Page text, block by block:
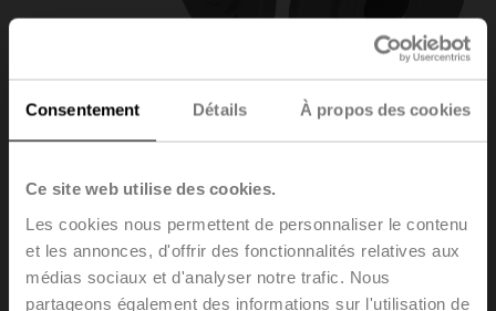
Consentement Détails À propos des cookies
Ce site web utilise des cookies.
Les cookies nous permettent de personnaliser le contenu
et les annonces, d'offrir des fonctionnalités relatives aux
médias sociaux et d'analyser notre trafic. Nous
partageons également des informations sur l'utilisation de
R7040R16-
B3/SR24A-MOD